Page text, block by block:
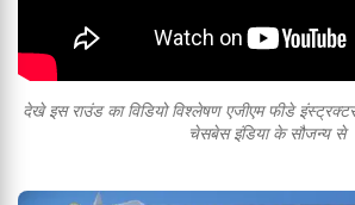
देखे इस राउंड का विडियो विश्लेषण एजीएम फीडे
चेसबेस इंडिया के सौजन्य से